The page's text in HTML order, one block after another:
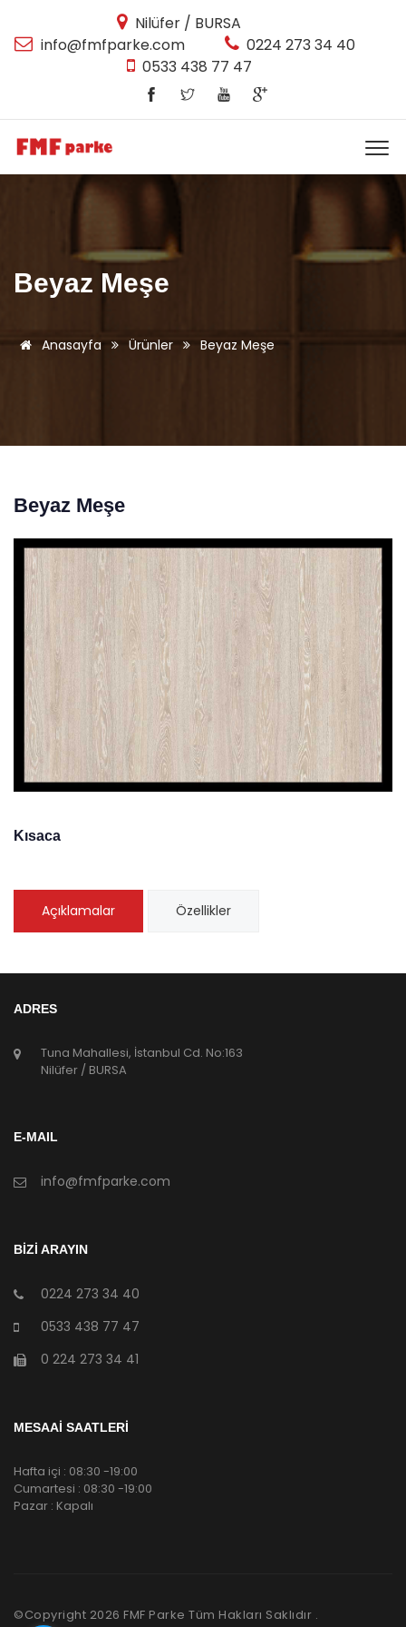
Nilüfer / BURSA
info@fmfparke.com
0224 273 34 40
0533 438 77 47
Beyaz Meşe
Anasayfa Ürünler Beyaz Meşe
Beyaz Meşe
Kısaca
Açıklamalar Özellikler
ADRES
Tuna Mahallesi, İstanbul Cd. No:163
Nilüfer / BURSA
E-MAIL
info@fmfparke.com
BİZİ ARAYIN
0224 273 34 40
0533 438 77 47
0 224 273 34 41
MESAAİ SAATLERİ
Hafta içi : 08:30 -19:00
Cumartesi : 08:30 -19:00
Pazar : Kapalı
©Copyright 2026 FMF Parke Tüm Hakları Saklıdır .